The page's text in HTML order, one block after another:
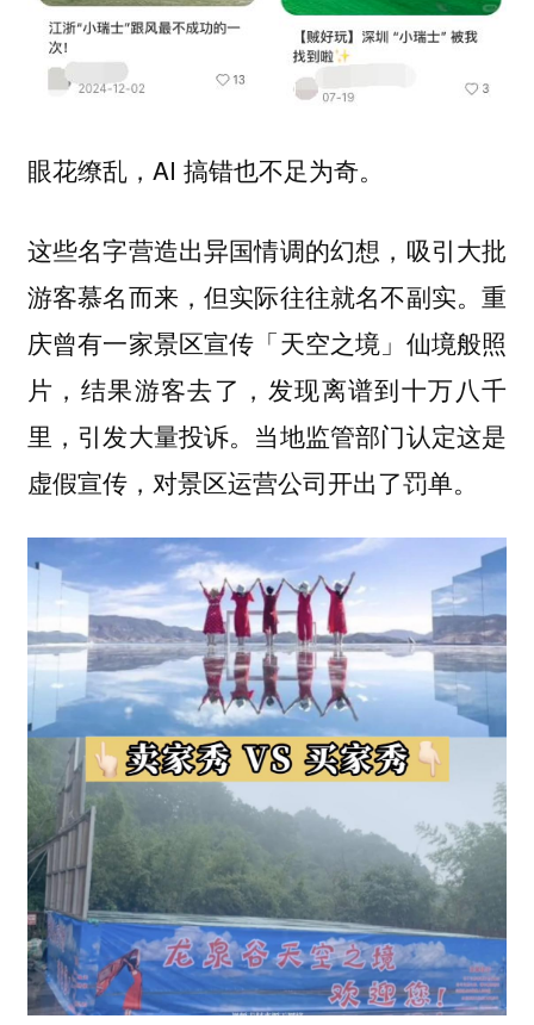
眼花缭乱，AI 搞错也不足为奇。
这些名字营造出异国情调的幻想，吸引大批
游客慕名而来，但实际往往就名不副实。重
庆曾有一家景区宣传「天空之境」仙境般照
片，结果游客去了，发现离谱到十万八千
里，引发大量投诉。当地监管部门认定这是
虚假宣传，对景区运营公司开出了罚单。